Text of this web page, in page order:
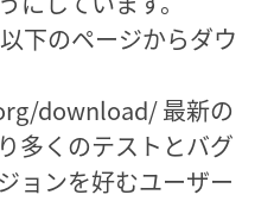
下のページからダウ
download/ 最新の
多くのテストとバグ
ョンを好むユーザー